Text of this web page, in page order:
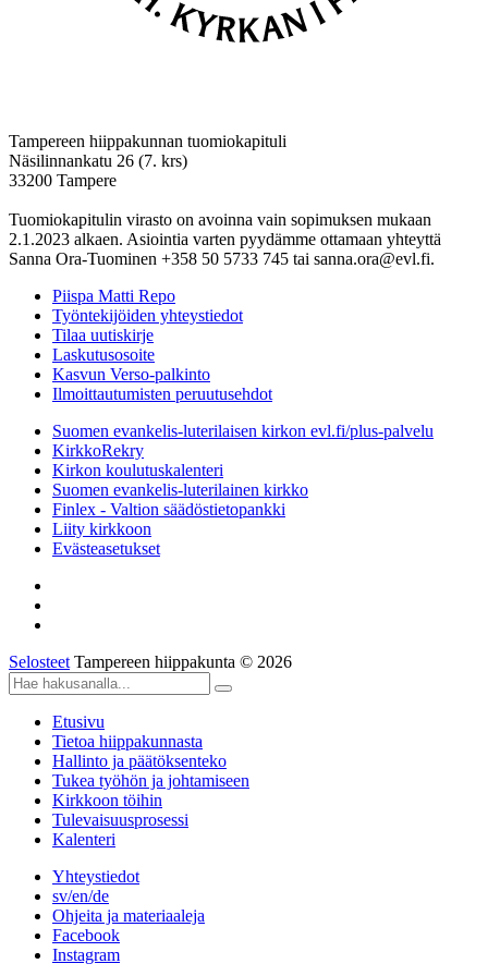
Tampereen hiippakunnan tuomiokapituli
Näsilinnankatu 26 (7. krs)
33200 Tampere
Tuomiokapitulin virasto on avoinna vain sopimuksen mukaan
2.1.2023 alkaen. Asiointia varten pyydämme ottamaan yhteyttä
Sanna Ora-Tuominen +358 50 5733 745 tai sanna.ora@evl.fi.
Piispa Matti Repo
Työntekijöiden yhteystiedot
Tilaa uutiskirje
Laskutusosoite
Kasvun Verso-palkinto
Ilmoittautumisten peruutusehdot
Suomen evankelis-luterilaisen kirkon evl.fi/plus-palvelu
KirkkoRekry
Kirkon koulutuskalenteri
Suomen evankelis-luterilainen kirkko
Finlex - Valtion säädöstietopankki
Liity kirkkoon
Evästeasetukset
Selosteet Tampereen hiippakunta © 2026
Etusivu
Tietoa hiippakunnasta
Hallinto ja päätöksenteko
Tukea työhön ja johtamiseen
Kirkkoon töihin
Tulevaisuusprosessi
Kalenteri
Yhteystiedot
sv/en/de
Ohjeita ja materiaaleja
Facebook
Instagram